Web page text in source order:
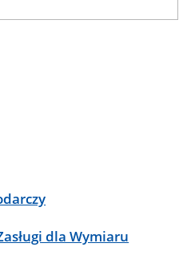
dla Wymiaru